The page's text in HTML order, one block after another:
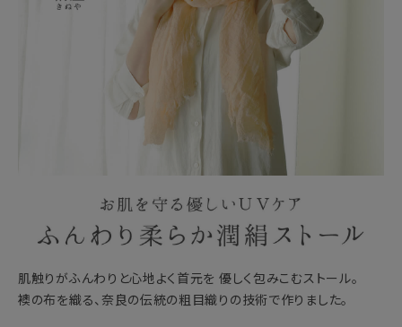
肌触りがふんわりと心地よく首元を 優しく包みこむストール。
襖の布を織る、奈良の伝統の粗目織りの技術で作りました。